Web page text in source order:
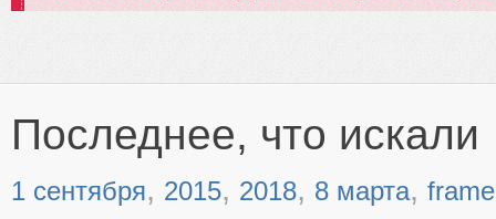
Последнее, что искали
1 сентября, 2015, 2018, 8 марта, frame